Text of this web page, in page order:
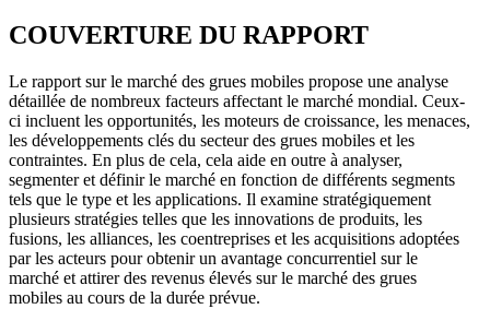
COUVERTURE DU RAPPORT
Le rapport sur le marché des grues mobiles propose une analyse
détaillée de nombreux facteurs affectant le marché mondial. Ceux-
ci incluent les opportunités, les moteurs de croissance, les menaces,
les développements clés du secteur des grues mobiles et les
contraintes. En plus de cela, cela aide en outre à analyser,
segmenter et définir le marché en fonction de différents segments
tels que le type et les applications. Il examine stratégiquement
plusieurs stratégies telles que les innovations de produits, les
fusions, les alliances, les coentreprises et les acquisitions adoptées
par les acteurs pour obtenir un avantage concurrentiel sur le
marché et attirer des revenus élevés sur le marché des grues
mobiles au cours de la durée prévue.